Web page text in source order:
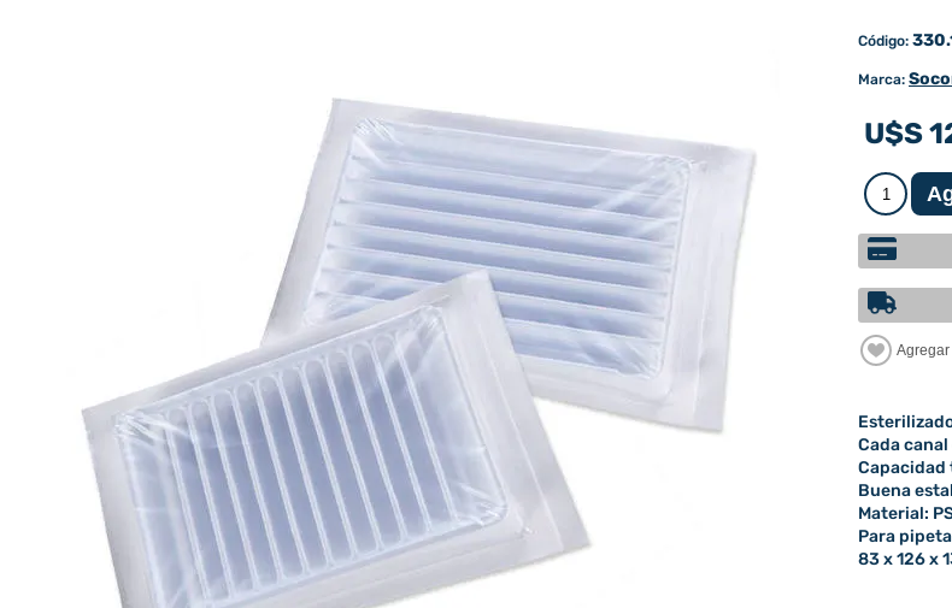
Código:
Marca:
U$S
Cada
Capacidad
Buena
Material:
Para
83 x 126 x